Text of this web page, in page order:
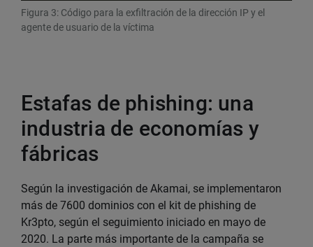
Figura 3: Código para la exfiltración de la dirección IP y el
agente de usuario de la víctima
Estafas de phishing: una
industria de economías y
fábricas
Según la investigación de Akamai, se implementaron
más de 7600 dominios con el kit de phishing de
Kr3pto, según el seguimiento iniciado en mayo de
2020. La parte más importante de la campaña se